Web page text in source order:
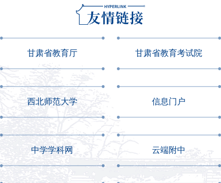
甘肃省教育厅 甘肃省教育考试院
西北师范大学 信息门户
中学学科网 云端附中